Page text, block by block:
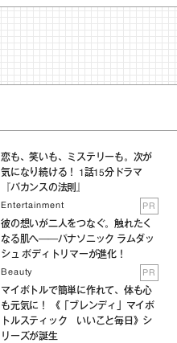
恋も、笑いも、ミステリーも。次が
気になり続ける！ 1話15分ドラマ
『バカンスの法則』
Entertainment PR
彼の想いが二人をつなぐ。触れたく
なる肌へ──パナソニック ラムダッ
シュ ボディトリマーが進化！
Beauty PR
マイボトルで簡単に作れて、体も心
も元気に！ 《「ブレンディ」マイボ
トルスティック いいこと毎日》シ
リーズが誕生